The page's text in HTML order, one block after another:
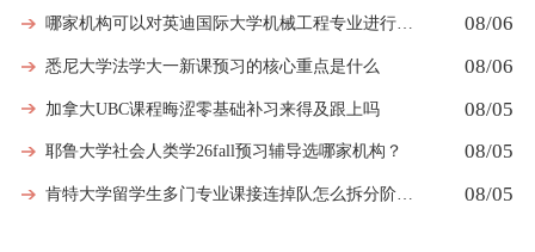
哪家机构可以对英迪国际大学机械工程专业进行留学生挂科辅导？ 08/06
悉尼大学法学大一新课预习的核心重点是什么 08/06
加拿大UBC课程晦涩零基础补习来得及跟上吗 08/05
耶鲁大学社会人类学26fall预习辅导选哪家机构？ 08/05
肯特大学留学生多门专业课接连掉队怎么拆分阶段性补习计划 08/05